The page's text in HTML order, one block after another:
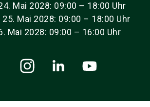
Mai 2028: 09:00 – 18:00 Uhr
Mai 2028: 09:00 – 18:00 Uhr
Mai 2028: 09:00 – 16:00 Uhr